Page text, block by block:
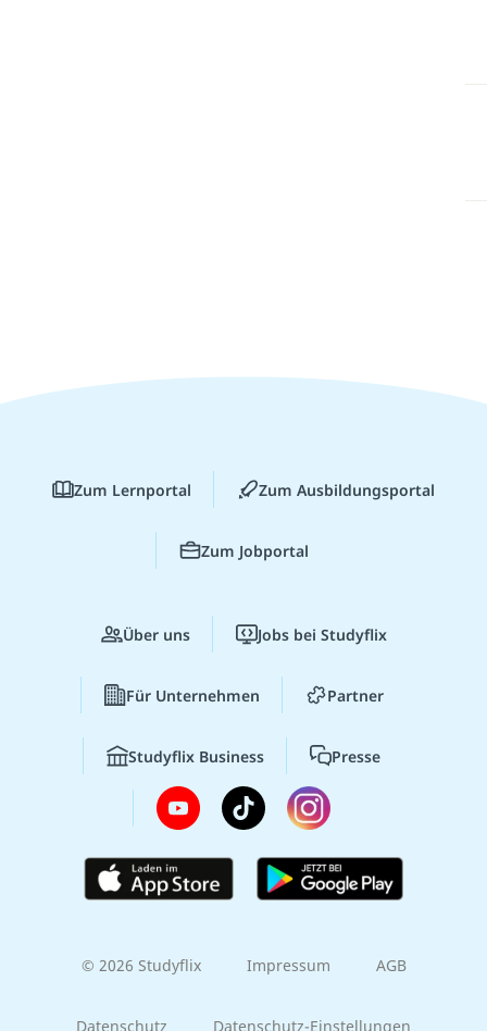
Zum Lernportal Zum Ausbildungsportal
Zum Jobportal
Über uns Jobs bei Studyflix
Für Unternehmen Partner
Studyflix Business Presse
© 2026 Studyflix Impressum AGB
Datenschutz Datenschutz-Einstellungen